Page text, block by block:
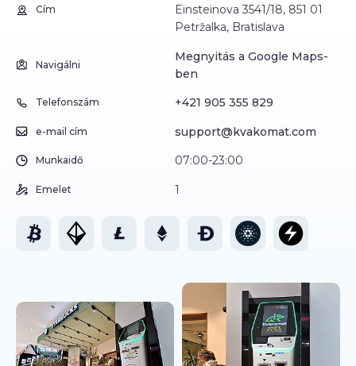
Cím
Einsteinova 3541/18, 851 01
Petržalka, Bratislava
Navigálni
Megnyitás a Google Maps-
ben
Telefonszám +421 905 355 829
e-mail cím support@kvakomat.com
Munkaidő 07:00-23:00
Emelet 1